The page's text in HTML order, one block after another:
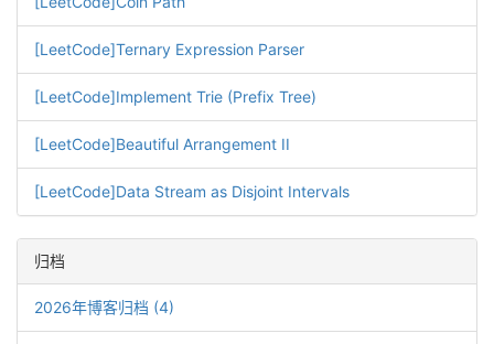
[LeetCode]Ternary Expression Parser
[LeetCode]Implement Trie (Prefix Tree)
[LeetCode]Beautiful Arrangement II
[LeetCode]Data Stream as Disjoint Intervals
归档
2026年博客归档 (4)